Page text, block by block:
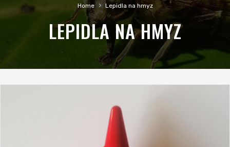
Home › Lepidla na hmyz
LEPIDLA NA HMYZ